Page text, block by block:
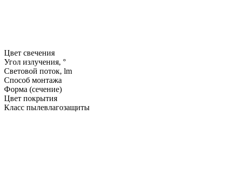
Цвет свечения
Угол излучения, °
Световой поток, lm
Способ монтажа
Форма (сечение)
Цвет покрытия
Класс пылевлагозащиты